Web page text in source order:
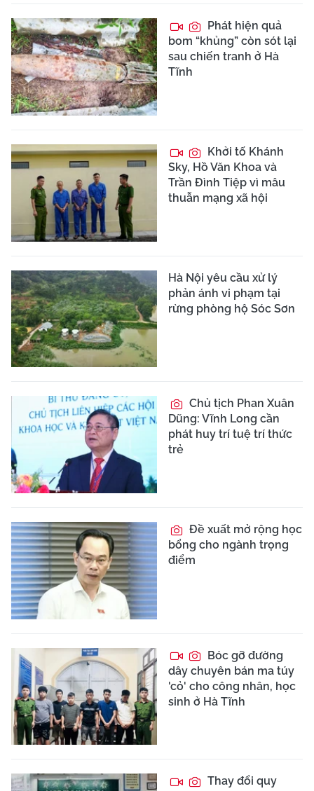
Phát hiện quả
bom “khủng” còn sót lại
sau chiến tranh ở Hà
Tĩnh
Khởi tố Khánh
Sky, Hồ Văn Khoa và
Trần Đình Tiệp vì mâu
thuẫn mạng xã hội
Hà Nội yêu cầu xử lý
phản ánh vi phạm tại
rừng phòng hộ Sóc Sơn
Chủ tịch Phan Xuân
Dũng: Vĩnh Long cần
phát huy trí tuệ trí thức
trẻ
Đề xuất mở rộng học
bổng cho ngành trọng
điểm
Bóc gỡ đường
dây chuyên bán ma túy
'cỏ' cho công nhân, học
sinh ở Hà Tĩnh
Thay đổi quy